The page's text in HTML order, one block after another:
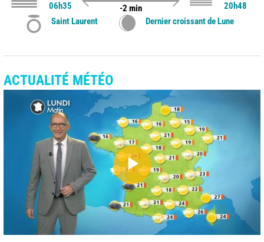
06h35
-2 min
20h48
Saint Laurent
Dernier croissant de Lune
ACTUALITÉ MÉTÉO